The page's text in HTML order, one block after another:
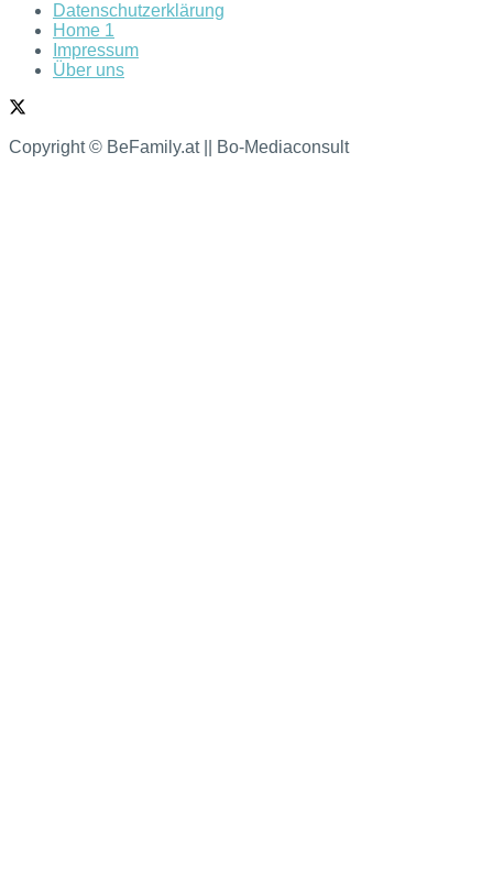
Datenschutzerklärung
Home 1
Impressum
Über uns
Copyright © BeFamily.at || Bo-Mediaconsult